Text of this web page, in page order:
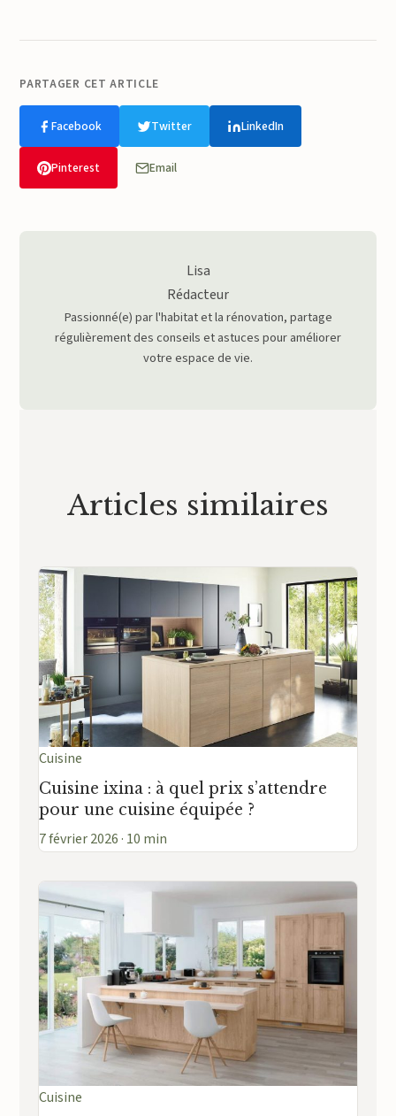
PARTAGER CET ARTICLE
Facebook Twitter LinkedIn
Pinterest Email
Lisa
Rédacteur
Passionné(e) par l'habitat et la rénovation, partage
régulièrement des conseils et astuces pour améliorer
votre espace de vie.
Articles similaires
Cuisine
Cuisine ixina : à quel prix s’attendre
pour une cuisine équipée ?
7 février 2026 · 10 min
Cuisine